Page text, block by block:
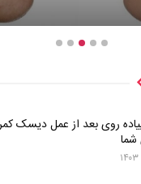
روی بعد از عمل دیسک
شما